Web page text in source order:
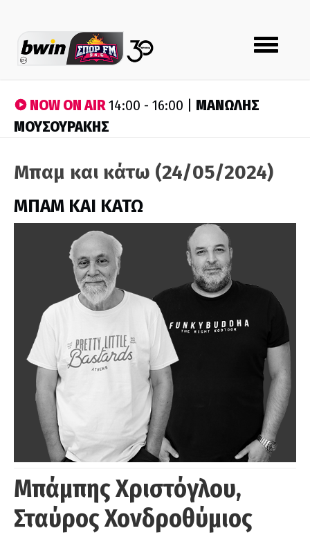
Toggle
navigation
NOW ON AIR14:00 - 16:00 | ΜΑΝΩΛΗΣ
ΜΟΥΣΟΥΡΑΚΗΣ
Μπαμ και κάτω (24/05/2024)
ΜΠΑΜ ΚΑΙ ΚΑΤΩ
Μπάμπης Χριστόγλου,
Σταύρος Χονδροθύμιος